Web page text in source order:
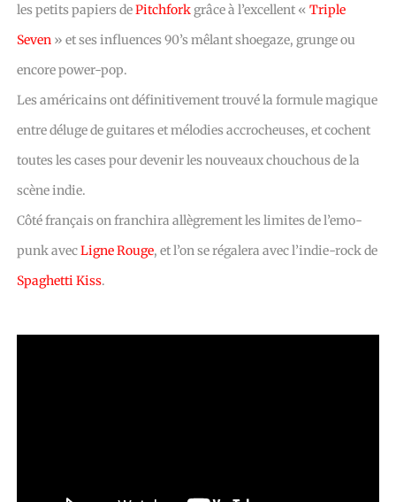
les petits papiers dePitchfork grâce à l’excellent «Triple
Seven » et ses influences 90’s mêlant shoegaze, grunge ou
encore power-pop.
Les américains ont définitivement trouvé la formule magique
entre déluge de guitares et mélodies accrocheuses, et cochent
toutes les cases pour devenir les nouveaux chouchous de la
scène indie.
Côté français on franchira allègrement les limites de l’emo-
punk avecLigne Rouge, et l’on se régalera avec l’indie-rock de
Spaghetti Kiss.